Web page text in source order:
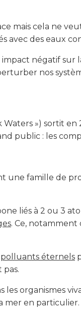
mais cela ne
avec des eaux
négatif sur
nos
Waters ») sortit
public : les
une famille de
liés à 2 ou 3
. Ce,
polluants éternels
pas.
organismes
mer en particulier.